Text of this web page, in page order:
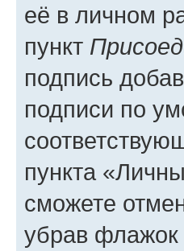
её в личном
пункт
подпись
подписи по
пункта
сможете
убрав флажок